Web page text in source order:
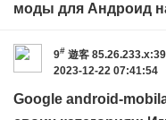
моды для Андроид
9# 遊客
2023-12-22 07:41:54
Google android-